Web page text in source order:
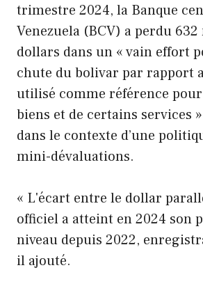
trimestre 2024, la Banque
Venezuela (BCV) a perdu
dollars dans un « vain effort
chute du bolivar par rapport
utilisé comme référence
biens et de certains services
dans le contexte d’une
mini-dévaluations.
« L'écart entre le dollar
officiel a atteint en 2024 son
niveau depuis 2022,
il ajouté.